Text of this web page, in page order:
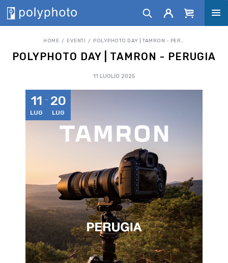
HOME EVENTI POLYPHOTO DAY | TAMRON - PERUGIA
POLYPHOTO DAY | TAMRON - PERUGIA
11 LUGLIO 2025
11
LUG
20
LUG